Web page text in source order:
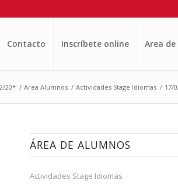
Contacto Inscríbete online Area
20* / Area Alumnos / Actividades Stage Idiomas / 17/
ÁREA DE ALUMNOS
Actividades Stage Idiomas